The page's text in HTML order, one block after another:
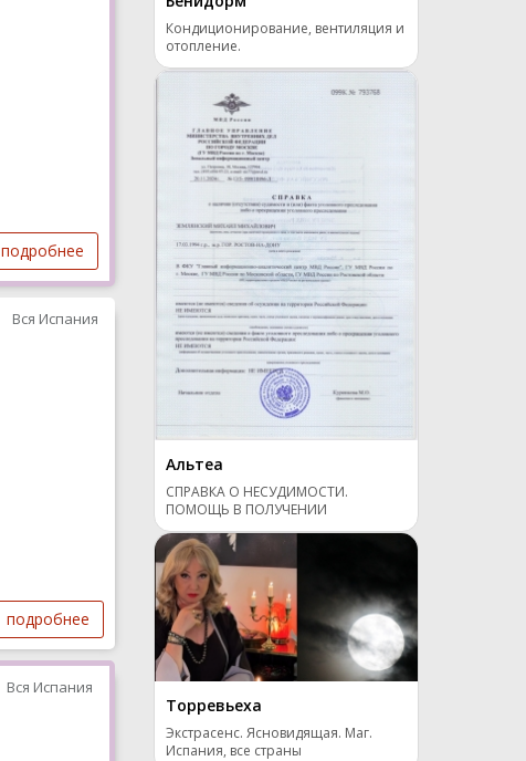
подробнее
Вся Испания
подробнее
Вся Испания
Кондиционирование, вентиляция и
отопление.
Альтеа
СПРАВКА О НЕСУДИМОСТИ.
ПОМОЩЬ В ПОЛУЧЕНИИ
Торревьеха
Экстрасенс. Ясновидящая. Маг.
Испания, все страны